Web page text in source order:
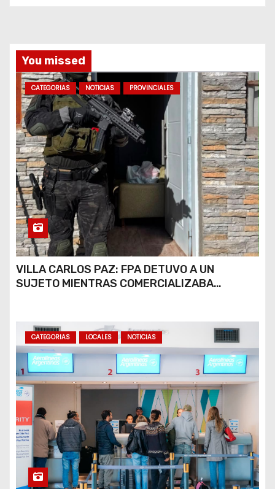
s
You missed
CATEGORIAS NOTICIAS PROVINCIALES
VILLA CARLOS PAZ: FPA DETUVO A UN
SUJETO MIENTRAS COMERCIALIZABA
CATEGORIAS LOCALES NOTICIAS